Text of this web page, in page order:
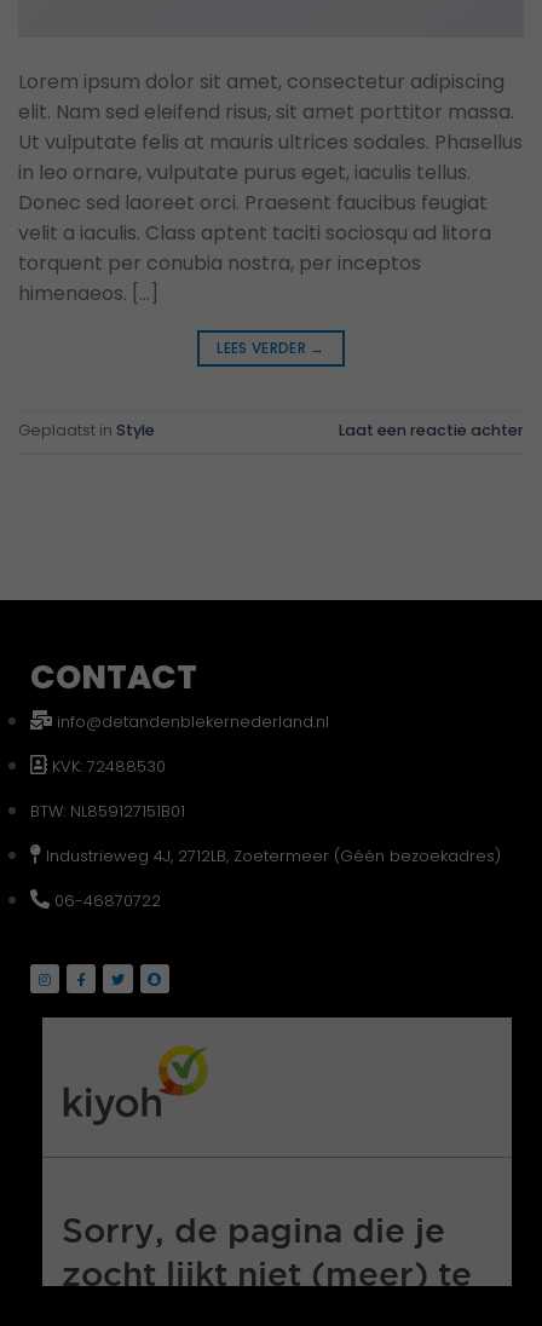
Lorem ipsum dolor sit amet, consectetur adipiscing
elit. Nam sed eleifend risus, sit amet porttitor massa.
Ut vulputate felis at mauris ultrices sodales. Phasellus
in leo ornare, vulputate purus eget, iaculis tellus.
Donec sed laoreet orci. Praesent faucibus feugiat
velit a iaculis. Class aptent taciti sociosqu ad litora
torquent per conubia nostra, per inceptos
himenaeos. […]
LEES VERDER →
Geplaatst in Style Laat een reactie achter
CONTACT
info@detandenblekernederland.nl
KVK: 72488530
BTW: NL859127151B01
Industrieweg 4J, 2712LB, Zoetermeer (Géén bezoekadres)
06-46870722